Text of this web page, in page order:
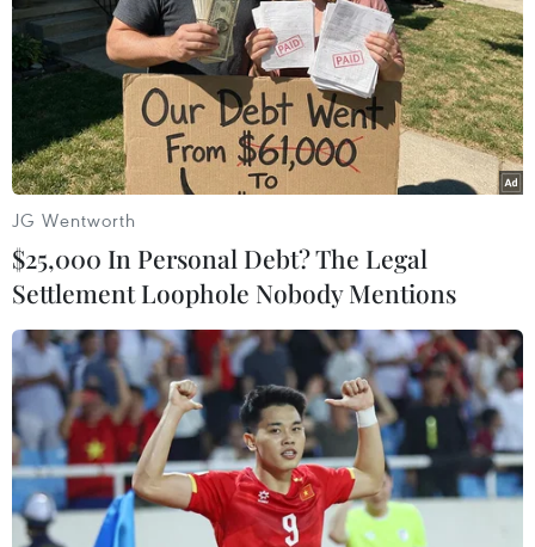
#Nurlan Nigmatulin #Đại học Hà Nội
#hợp tác Xô-Việt
#ngôn ngữ Nga
#trung tâm giáo dục quốc gia
Theo dõi VietnamPlus
TIN LIÊN QUAN
JG Wentworth
$25,000 In Personal Debt? The Legal
Settlement Loophole Nobody Mentions